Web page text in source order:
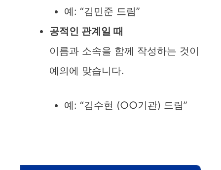
예: “김민준 드림”
공적인 관계일 때
이름과 소속을 함께 작성하는 것이
예의에 맞습니다.
예: “김수현 (○○기관) 드림”